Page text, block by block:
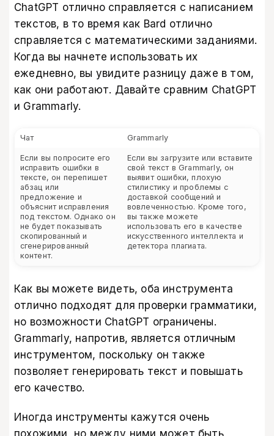
ChatGPT отлично справляется с написанием
текстов, в то время как Bard отлично
справляется с математическими заданиями.
Когда вы начнете использовать их
ежедневно, вы увидите разницу даже в том,
как они работают. Давайте сравним ChatGPT
и Grammarly.
Чат Grammarly
Если вы попросите его
исправить ошибки в
тексте, он перепишет
абзац или
предложение и
объяснит исправления
под текстом. Однако он
не будет показывать
скопированный и
сгенерированный
контент.
Если вы загрузите или вставите
свой текст в Grammarly, он
выявит ошибки, плохую
стилистику и проблемы с
доставкой сообщений и
вовлеченностью. Кроме того,
вы также можете
использовать его в качестве
искусственного интеллекта и
детектора плагиата.
Как вы можете видеть, оба инструмента
отлично подходят для проверки грамматики,
но возможности ChatGPT ограничены.
Grammarly, напротив, является отличным
инструментом, поскольку он также
позволяет генерировать текст и повышать
его качество.
Иногда инструменты кажутся очень